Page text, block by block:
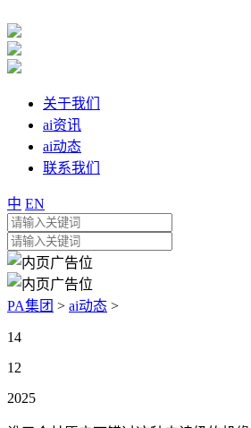
关于我们
ai资讯
ai动态
联系我们
中 EN
PA集团 > ai动态 >
14
12
2025